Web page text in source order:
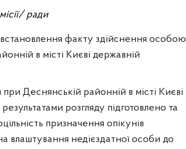
ради
встановлення факту здійснення особою
в місті Києві державній
Деснянській районній в місті Києві
розгляду підготовлено та
призначення опікунів
влаштування недієздатної особи до